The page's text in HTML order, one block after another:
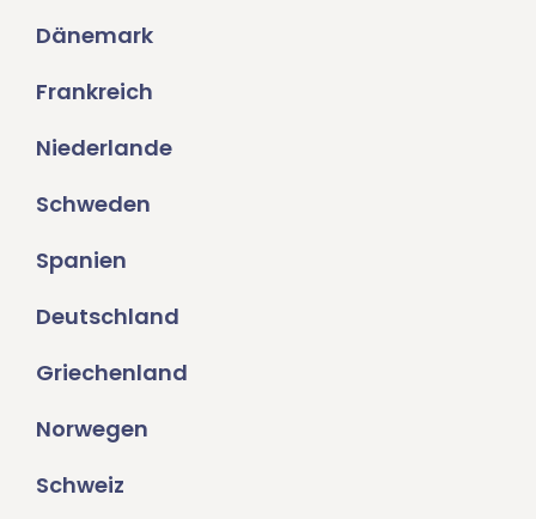
Dänemark
Frankreich
Niederlande
Schweden
Spanien
Deutschland
Griechenland
Norwegen
Schweiz